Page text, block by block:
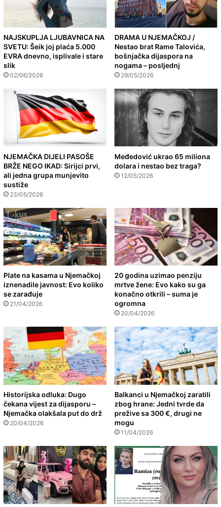
NAJSKUPLJA LJUBAVNICA NA
SVETU: Šeik joj plaća 5.000
EVRA dnevno, isplivale i stare
slik
02/06/2026
DRAMA U NJEMAČKOJ /
Nestao brat Rame Talovića,
bošnjačka dijaspora na
nogama – posljednj
29/05/2026
NJEMAČKA DIJELI PASOŠE
BRŽE NEGO IKAD: Sirijci prvi,
ali jedna grupa munjevito
sustiže
23/05/2026
Međedović ukrao 65 miliona
dolara i nestao bez traga?
12/05/2026
Plate na kasama u Njemačkoj
iznenadile javnost: Evo koliko
se zarađuje
21/04/2026
20 godina uzimao penziju
mrtve žene: Evo kako su ga
konačno otkrili – suma je
ogromna
20/04/2026
Historijska odluka: Dugo
čekana vijest za dijasporu –
Njemačka olakšala put do drž
20/04/2026
Balkanci u Njemačkoj zaratili
zbog hrane: Jedni tvrde da
prežive sa 300 €, drugi ne
mogu
11/04/2026